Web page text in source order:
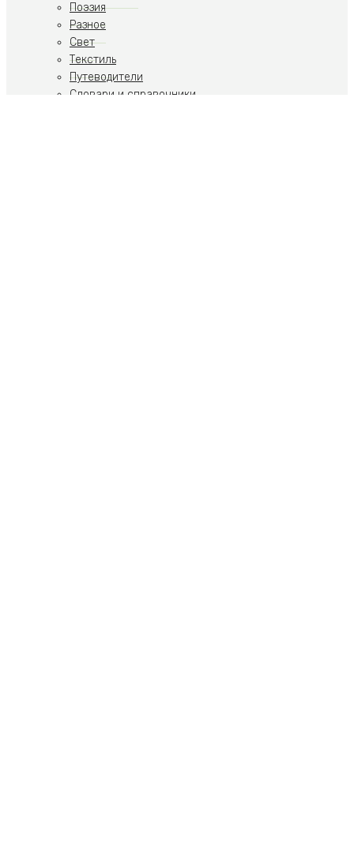
Поэзия
Разное
Свет
Текстиль
Путеводители
Словари и справочники